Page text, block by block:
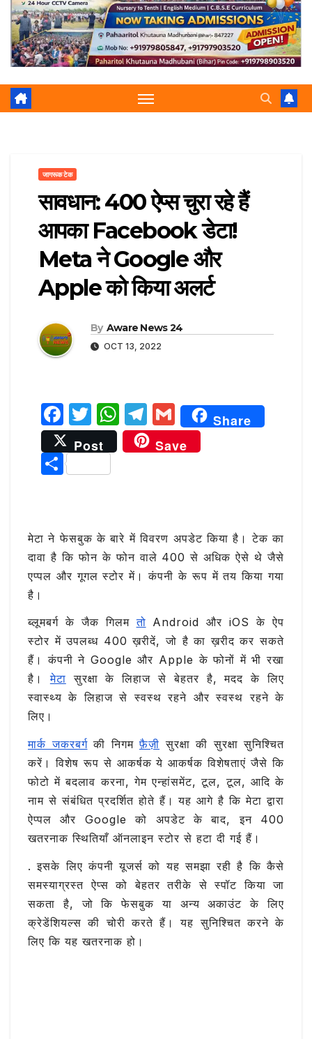
जागरूक टेक
सावधान: 400 ऐप्स चुरा रहे हैं
आपका Facebook डेटा!
Meta ने Google और
Apple को किया अलर्ट
By Aware News 24
OCT 13, 2022
F
a
c
e
o
k
T
w
it
te
W
h
at
p
p
T
el
e
G
m
ai
Share
Post
Save
S
e
मेटा ने फेसबुक के बारे में विवरण अपडेट किया है। टेक का
दावा है कि फोन के फोन वाले 400 से अधिक ऐसे थे जैसे
एप्पल और गूगल स्टोर में। कंपनी के रूप में तय किया गया
है।
ब्लूमबर्ग के जैक गिलमतो Android और iOS के ऐप
स्टोर में उपलब्ध 400 ख़रीदें, जो है का ख़रीद कर सकते
हैं। कंपनी ने Google और Apple के फोनों में भी रखा
है।मेटा सुरक्षा के लिहाज से बेहतर है, मदद के लिए
स्वास्थ्य के लिहाज से स्वस्थ रहने और स्वस्थ रहने के
लिए।
मार्क जकरबर्गकी निगमफ़ैज़ी सुरक्षा की सुरक्षा सुनिश्चित
करें। विशेष रूप से आकर्षक ये आकर्षक विशेषताएं जैसे कि
फोटो में बदलाव करना, गेम एन्हांसमेंट, टूल, टूल, आदि के
नाम से संबंधित प्रदर्शित होते हैं। यह आगे है कि मेटा द्वारा
ऐप्पल और Google को अपडेट के बाद, इन 400
खतरनाक स्थितियाँ ऑनलाइन स्टोर से हटा दी गई हैं।
. इसके लिए कंपनी यूजर्स को यह समझा रही है कि कैसे
समस्याग्रस्त ऐप्स को बेहतर तरीके से स्पॉट किया जा
सकता है, जो कि फेसबुक या अन्य अकाउंट के लिए
क्रेडेंशियल्स की चोरी करते हैं। यह सुनिश्चित करने के
लिए कि यह खतरनाक हो।
pa
m
e